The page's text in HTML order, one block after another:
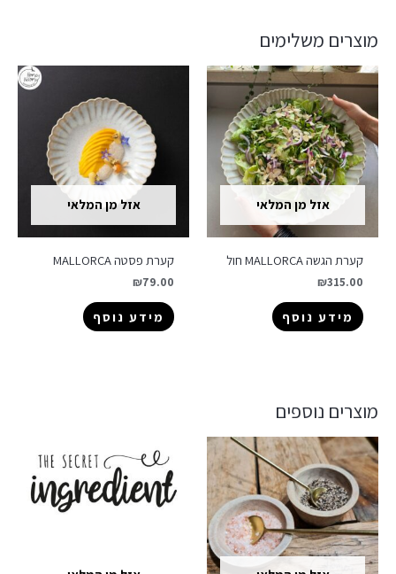
מוצרים משלימים
אזל מן המלאי
קערת הגשה MALLORCA חול
₪315.00
מידע נוסף
אזל מן המלאי
קערת פסטה MALLORCA
₪79.00
מידע נוסף
מוצרים נוספים